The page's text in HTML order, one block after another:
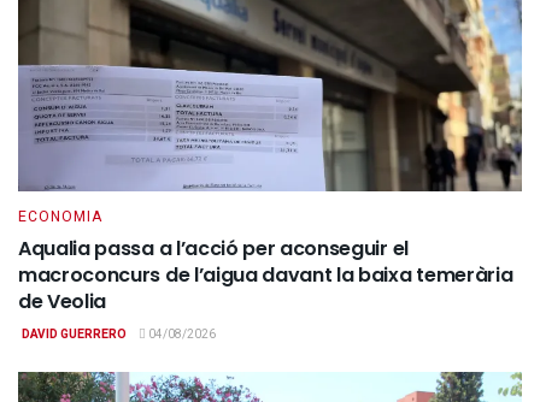
ECONOMIA
Aqualia passa a l’acció per aconseguir el
macroconcurs de l’aigua davant la baixa temerària
de Veolia
DAVID GUERRERO 04/08/2026